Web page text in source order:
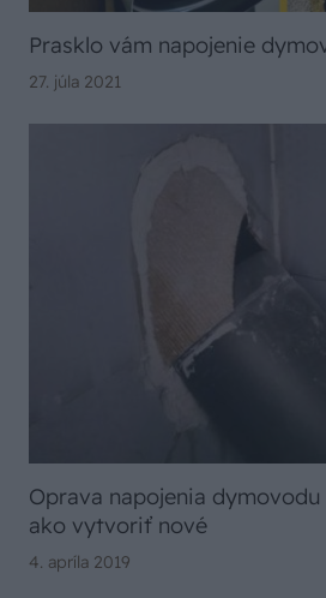
Prasklo vám napojenie
27. júla 2021
Oprava napojenia
ako vytvoriť nové
4. apríla 2019